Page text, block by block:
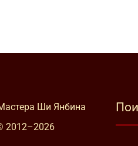
Ши Янбина
2012–2026